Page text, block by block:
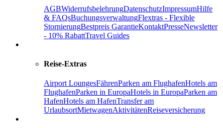
AGBWiderrufsbelehrungDatenschutzImpressumHilfe
& FAQsBuchungsverwaltungFlextras - Flexible
StornierungBestpreis GarantieKontaktPresseNewsletter
- 10% RabattTravel Guides
Reise-Extras
Airport LoungesFährenParken am FlughafenHotels am
FlughafenParken in EuropaHotels in EuropaParken am
HafenHotels am HafenTransfer am
UrlaubsortMietwagenAktivitätenReiseversicherung